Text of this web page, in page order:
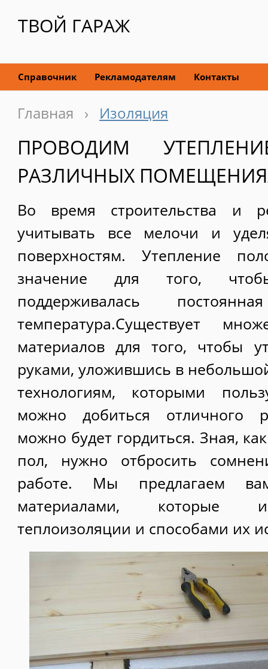
ТВОЙ ГАРАЖ
Справочник Рекламодателям Контакты
Главная › Изоляция
ПРОВОДИМ
РАЗЛИЧНЫХ
Во время строительства и
учитывать все мелочи и
поверхностям. Утепление
значение для того,
поддерживалась
температура.Существует
материалов для того, чтобы
руками, уложившись в
технологиям, которыми
можно добиться отличного
можно будет гордиться. Зная,
пол, нужно отбросить
работе. Мы предлагаем
материалами, которые
теплоизоляции и способами их